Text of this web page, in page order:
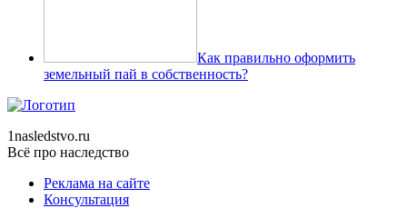
Как правильно оформить
земельный пай в собственность?
1nasledstvo.ru
Всё про наследство
Реклама на сайте
Консультация